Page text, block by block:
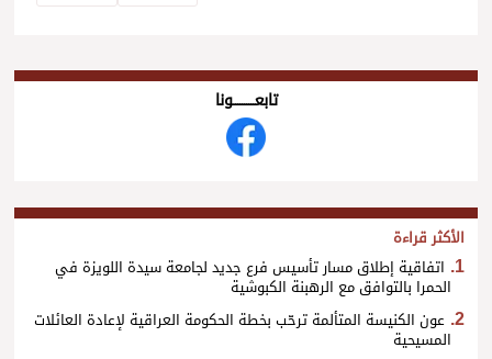
تابعــــــــــونا
الأكثر قراءة
اتفاقية إطلاق مسار تأسيس فرع جديد لجامعة سيدة اللويزة في
الحمرا بالتوافق مع الرهبنة الكبوشية
عون الكنيسة المتألمة ترحّب بخطة الحكومة العراقية لإعادة العائلات
المسيحية